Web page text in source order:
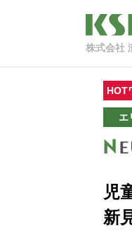
株式会社
HOT
エ
児
新